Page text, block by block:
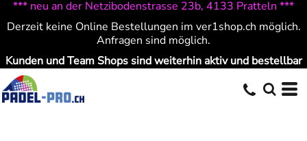
*** neu an der Netzibodenstrasse 23b, 4133 Pratteln ***
Derzeit keine Online Bestellungen im ver1shop.ch möglich.
Anfragen sind möglich.
Kunden und Team Shops sind weiterhin aktiv und bestellbar